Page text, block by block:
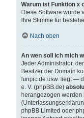
Warum ist Funktion x
Diese Software wurde
Ihre Stimme für
Nach oben
An wen soll ich mich
Jeder Administrator,
Besitzer der Domain
funpic.de usw. liegt —
e. V. (phpBB.de)
herangezogen
phpBB Limited oder